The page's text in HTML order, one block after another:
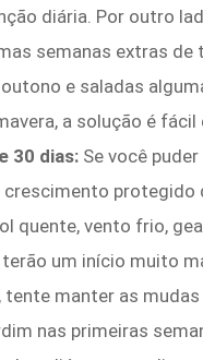
diária. Por outro
semanas extras de
e saladas
a solução é fácil
30 dias: Se você
crescimento protegido
quente, vento frio,
um início muito
tente manter as
nas primeiras